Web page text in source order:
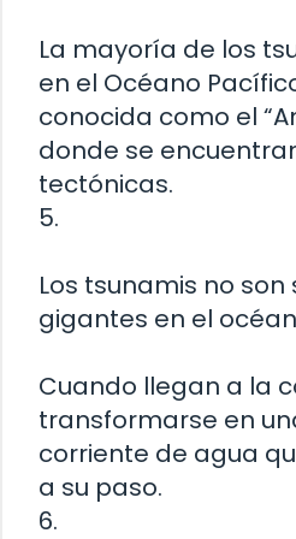
La mayoría de los
en el Océano
conocida como el
donde se
tectónicas.
5.
Los tsunamis no son
gigantes en el
Cuando llegan a la
transformarse en
corriente de agua
a su paso.
6.